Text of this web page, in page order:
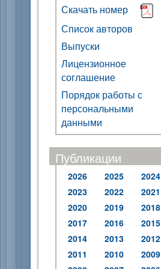
Скачать номер
Список авторов
Выпуски
Лицензионное
соглашение
Порядок работы с
персональными
данными
Публикации
2026 2025
2024
2023
2022
2021
2020
2019
2018
2017
2016
2015
2014
2013
2012
2011
2010
2009